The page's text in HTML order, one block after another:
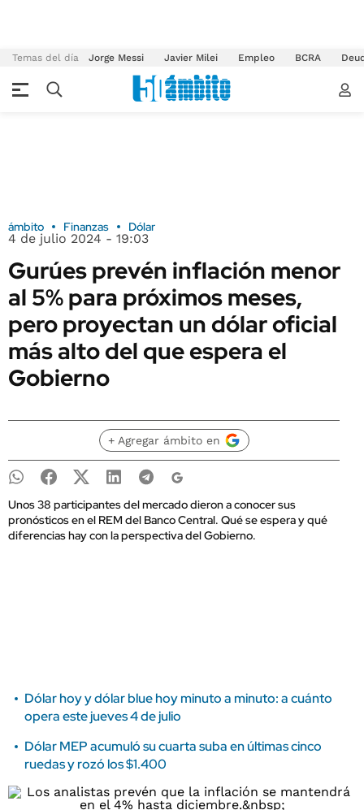
Temas del día Jorge Messi Javier Milei Empleo BCRA
ámbito Finanzas Dólar
4 de julio 2024 - 19:03
Gurúes prevén inflación menor
al 5% para próximos meses,
pero proyectan un dólar oficial
más alto del que espera el
Gobierno
+ Agregar ámbito en
Unos 38 participantes del mercado dieron a conocer sus
pronósticos en el REM del Banco Central. Qué se espera y qué
diferencias hay con la perspectiva del Gobierno.
Dólar hoy y dólar blue hoy minuto a minuto: a cuánto
opera este jueves 4 de julio
Dólar MEP acumuló su cuarta suba en últimas cinco
ruedas y rozó los $1.400